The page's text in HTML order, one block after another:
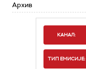
Архив
КАНАЛ:
ТИП ЕМИСИЈЕ: